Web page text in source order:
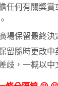
任何有關獎賞
場保留最終決
留隨時更改中
歧，一概以中